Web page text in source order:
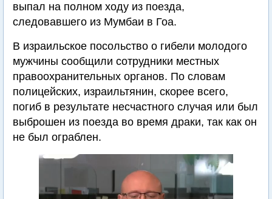
выпал на полном ходу из поезда,
следовавшего из Мумбаи в Гоа.
В израильское посольство о гибели молодого
мужчины сообщили сотрудники местных
правоохранительных органов. По словам
полицейских, израильтянин, скорее всего,
погиб в результате несчастного случая или был
выброшен из поезда во время драки, так как он
не был ограблен.